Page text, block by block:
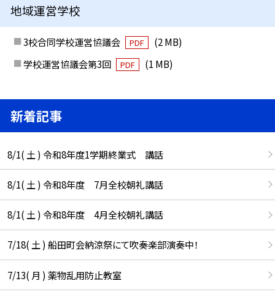
地域運営学校
3校合同学校運営協議会 PDF
(2 MB)
学校運営協議会第3回
PDF (1 MB)
新着記事
8/1( 土 ) 令和8年度1学期終業式 講話
8/1( 土 ) 令和8年度 7月全校朝礼講話
8/1( 土 ) 令和8年度 4月全校朝礼講話
7/18( 土 ) 船田町会納涼祭にて吹奏楽部演奏中！
7/13( 月 ) 薬物乱用防止教室